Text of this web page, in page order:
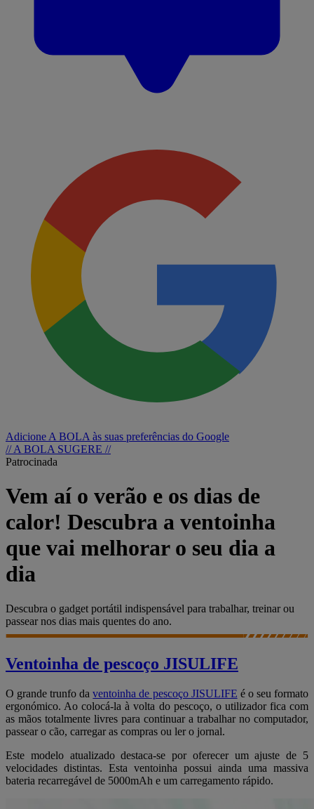
Adicione A BOLA às suas preferências do Google
// A BOLA SUGERE //
Patrocinada
Vem aí o verão e os dias de
calor! Descubra a ventoinha
que vai melhorar o seu dia a
dia
Descubra o gadget portátil indispensável para trabalhar, treinar ou
passear nos dias mais quentes do ano.
Ventoinha de pescoço JISULIFE
O grande trunfo daventoinha de pescoço JISULIFE é o seu formato
ergonómico. Ao colocá-la à volta do pescoço, o utilizador fica com
as mãos totalmente livres para continuar a trabalhar no computador,
passear o cão, carregar as compras ou ler o jornal.
Este modelo atualizado destaca-se por oferecer um ajuste de 5
velocidades distintas. Esta ventoinha possui ainda uma massiva
bateria recarregável de 5000mAh e um carregamento rápido.